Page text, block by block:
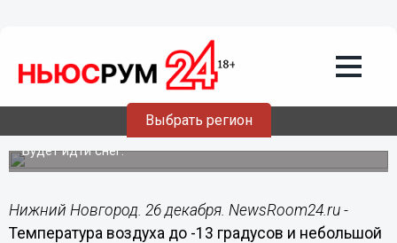
Выбрать регион
Облачная с прояснениями погода до
-13°С ожидается в Нижнем Новгороде
Будет идти снег.
Нижний Новгород. 26 декабря. NewsRoom24.ru -
Температура воздуха до -13 градусов и небольшой